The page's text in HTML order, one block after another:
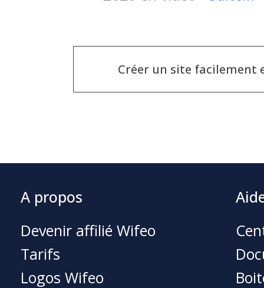
Créer un site
A propos
Devenir affilié Wifeo
Tarifs
Logos Wifeo